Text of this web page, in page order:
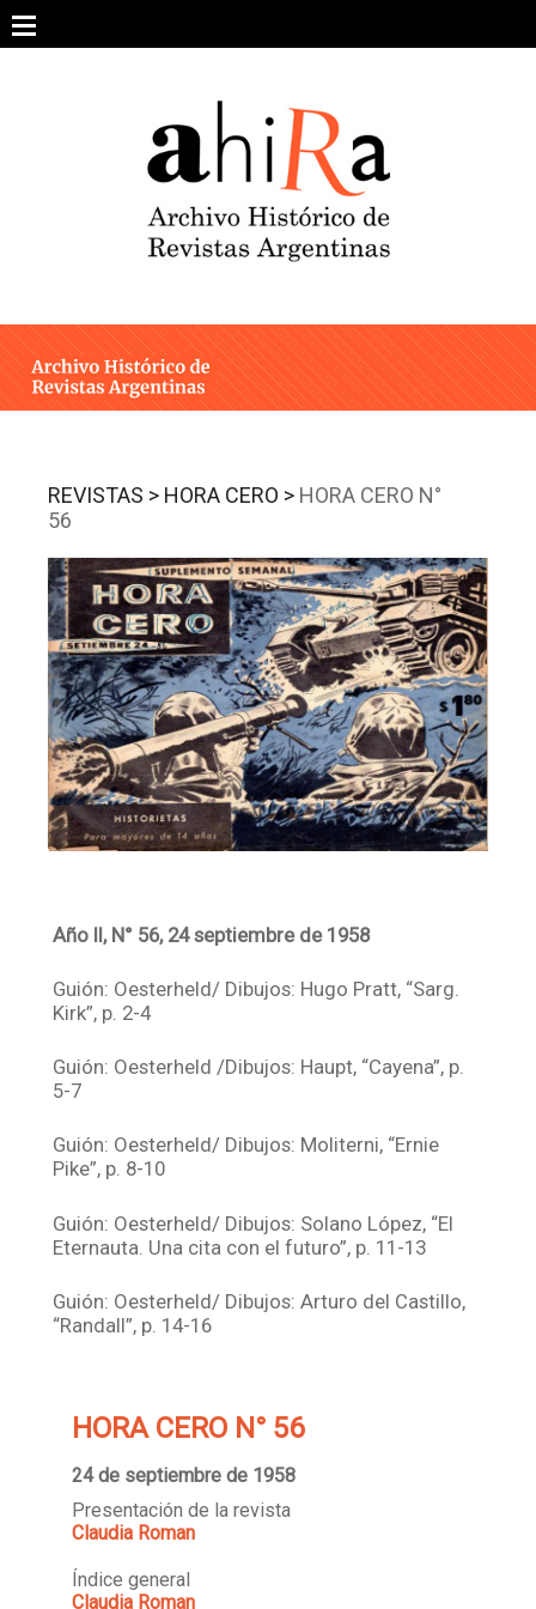
content
ARCHIVO DE REVISTAS
ESTUDIOS CRÍTICOS
INTEGRANTES
CONTACTO
Facebook
Instagram
Twitter
Mail
REVISTAS > HORA CERO > HORA CERO N°
56
Año II, N° 56, 24 septiembre de 1958
Guión: Oesterheld/ Dibujos: Hugo Pratt, “Sarg.
Kirk”, p. 2-4
Guión: Oesterheld /Dibujos: Haupt, “Cayena”, p.
5-7
Guión: Oesterheld/ Dibujos: Moliterni, “Ernie
Pike”, p. 8-10
Guión: Oesterheld/ Dibujos: Solano López, “El
Eternauta. Una cita con el futuro”, p. 11-13
Guión: Oesterheld/ Dibujos: Arturo del Castillo,
“Randall”, p. 14-16
HORA CERO N° 56
24 de septiembre de 1958
Presentación de la revista
Claudia Roman
Índice general
Claudia Roman